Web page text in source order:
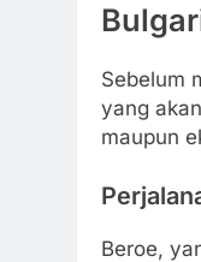
Sebelum
yang
maupun
Beroe,